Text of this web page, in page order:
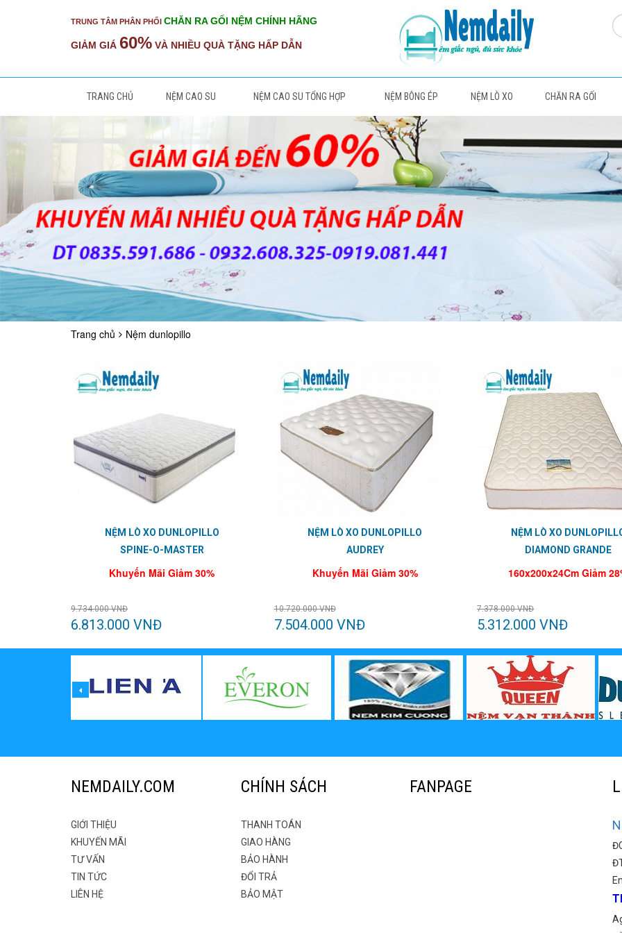
TRUNG TÂM PHÂN PHỐI CHĂN RA GỐI NỆM CHÍNH HÃNG
GIẢM GIÁ 60% VÀ NHIỀU QUÀ TẶNG HẤP DẪN
TRANG CHỦ NỆM CAO SU NỆM CAO SU TỔNG HỢP NỆM BÔNG ÉP NỆM LÒ XO CHĂN RA GỐI
Trang chủ Nệm dunlopillo
NỆM LÒ XO DUNLOPILLO
SPINE-O-MASTER
Khuyến Mãi Giảm 30%
9.734.000 VNĐ
6.813.000 VNĐ
NỆM LÒ XO DUNLOPILLO
AUDREY
Khuyến Mãi Giảm 30%
10.720.000 VNĐ
7.504.000 VNĐ
NỆM LÒ XO
DIAMOND GRANDE
160x200x24Cm Giảm
7.378.000 VNĐ
5.312.000 VNĐ
NEMDAILY.COM
GIỚI THIỆU
KHUYẾN MÃI
TƯ VẤN
TIN TỨC
LIÊN HỆ
CHÍNH SÁCH
THANH TOÁN
GIAO HÀNG
BẢO HÀNH
ĐỔI TRẢ
BẢO MẬT
FANPAGE